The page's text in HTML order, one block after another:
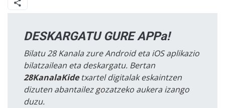
DESKARGATU GURE APPa!
Bilatu 28 Kanala zure Android eta iOS aplikazio
bilatzailean eta deskargatu. Bertan
28KanalaKidetxartel digitalak eskaintzen
dizuten abantailez gozatzeko aukera izango
duzu.